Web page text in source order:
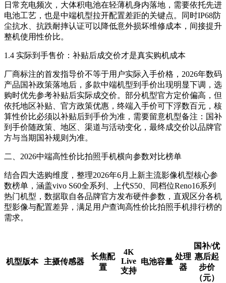
日常充电频次，大体积电池在轻薄机身内落地，需要依托先进
电池工艺，也是中端机型拉开配置差距的关键点。同时IP68防
尘抗水、抗跌耐摔认证可以降低意外损坏维修成本，间接提升
整机使用性价比。
1.4 实际到手售价：补贴后成交价才是真实购机成本
厂商标注的首发指导价不等于用户实际入手价格，2026年数码
产品国补政策落地后，多款中端机型到手价出现明显下调，选
购时优先参考补贴后实际成交价。部分机型官方定价偏高，但
依托地区补贴、官方政策优惠，终端入手价可下浮数百元，核
算性价比必须以补贴后到手价为准，需要留意机型备注：国补
到手价随政策、地区、渠道与活动变化，最终成交价以品牌官
方与当期国补规则为准。
二、2026中端高性价比拍照手机横向参数对比榜单
结合四大选购维度，整理2026年6月上新主流影像机型核心参
数榜单，涵盖vivo S60全系列、上代S50、同档位Reno16系列
热门机型，数据取自各品牌官方发布硬件参数，直观区分各机
型影像与配置差异，满足用户查询高性价比拍照手机排行榜的
需求。
机型版本 主摄传感器
长焦配
置
4K
Live
支持
电池容量
处理
器
国补/优
惠后起
步价
（元）